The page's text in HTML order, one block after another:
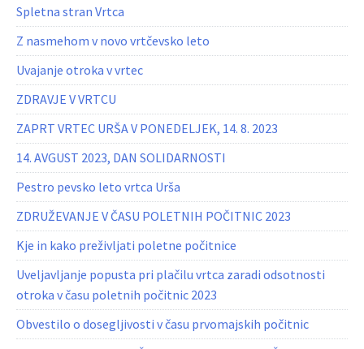
Spletna stran Vrtca
Z nasmehom v novo vrtčevsko leto
Uvajanje otroka v vrtec
ZDRAVJE V VRTCU
ZAPRT VRTEC URŠA V PONEDELJEK, 14. 8. 2023
14. AVGUST 2023, DAN SOLIDARNOSTI
Pestro pevsko leto vrtca Urša
ZDRUŽEVANJE V ČASU POLETNIH POČITNIC 2023
Kje in kako preživljati poletne počitnice
Uveljavljanje popusta pri plačilu vrtca zaradi odsotnosti
otroka v času poletnih počitnic 2023
Obvestilo o dosegljivosti v času prvomajskih počitnic